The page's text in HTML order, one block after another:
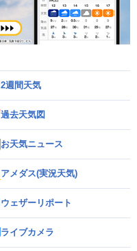
2週間天気
過去天気図
お天気ニュース
アメダス(実況天気)
ウェザーリポート
ライブカメラ